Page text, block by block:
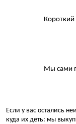
Короткий
Мы сами
Если у вас остались
куда их деть: мы